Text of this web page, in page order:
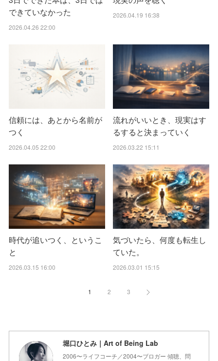
できていなかった
2026.04.26 22:00
2026.04.19 16:38
信頼には、あとから名前が
つく
2026.04.05 22:00
流れがいいとき、現実はす
るすると決まっていく
2026.03.22 15:11
時代が追いつく、というこ
と
2026.03.15 16:00
気づいたら、何度も転生し
ていた。
2026.03.01 15:15
1 2 3
堀口ひとみ｜Art of Being Lab
2006〜ライフコーチ／2004〜ブロガー 傾聴、問